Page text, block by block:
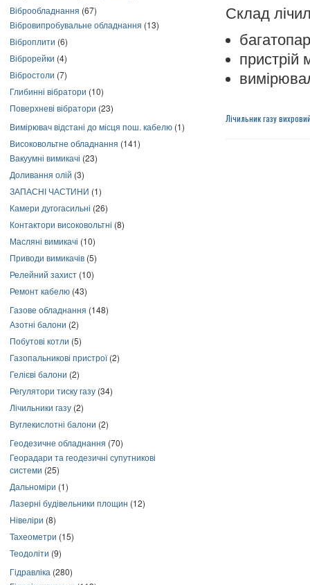
Віброобладнання (67)
Вібровипробувальне обладнання (13)
Віброплити (6)
Віброрейки (4)
Вібростоли (7)
Глибинні вібратори (10)
Поверхневі вібратори (23)
Вимірювач відстані до місця пош. кабелю (1)
Високовольтне обладнання (141)
Вакуумні вимикачі (23)
Доливання олій (3)
ЗАПАСНІ ЧАСТИНИ (1)
Камери дугогасильні (26)
Контактори високовольтні (8)
Масляні вимикачі (10)
Приводи вимикачів (5)
Релейний захист (10)
Ремонт кабелю (43)
Газове обладнання (148)
Азотні балони (2)
Побутові котли (5)
Газопальникові пристрої(2)
Гелієві балони (2)
Регулятори тиску газу (34)
Лічильники газу (2)
Вуглекислотні балони (2)
Геодезичне обладнання (70)
Георадари та геодезичні супутникові
системи (25)
Дальноміри (1)
Лазерні будівельники площин (12)
Нівеліри (8)
Тахеометри (15)
Теодоліти (9)
Гідравліка (280)
Склад
Лічильник газу